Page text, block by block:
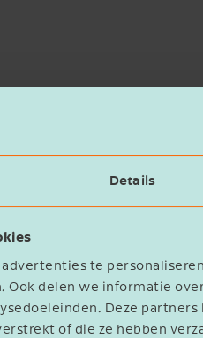
Details
te
Ook delen we informatie
Deze
of die ze hebben